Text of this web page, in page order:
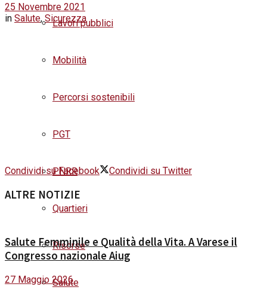
Lavori pubblici
Mobilità
Percorsi sostenibili
PGT
PNRR
Quartieri
Risorse
Salute
25 Novembre 2021
in Salute, Sicurezza
Condividi su Facebook Condividi su Twitter
ALTRE NOTIZIE
Salute Femminile e Qualità della Vita. A Varese il
Congresso nazionale Aiug
27 Maggio 2026